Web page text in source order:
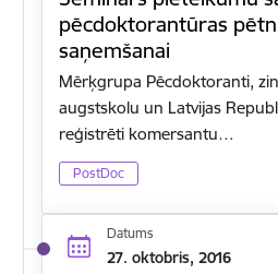
pēcdoktorantūras
saņemšanai
Mērķgrupa Pēcdoktoranti,
augstskolu un Latvijas
reģistrēti komersantu…
PostDoc
Datums
27. oktobris, 2016